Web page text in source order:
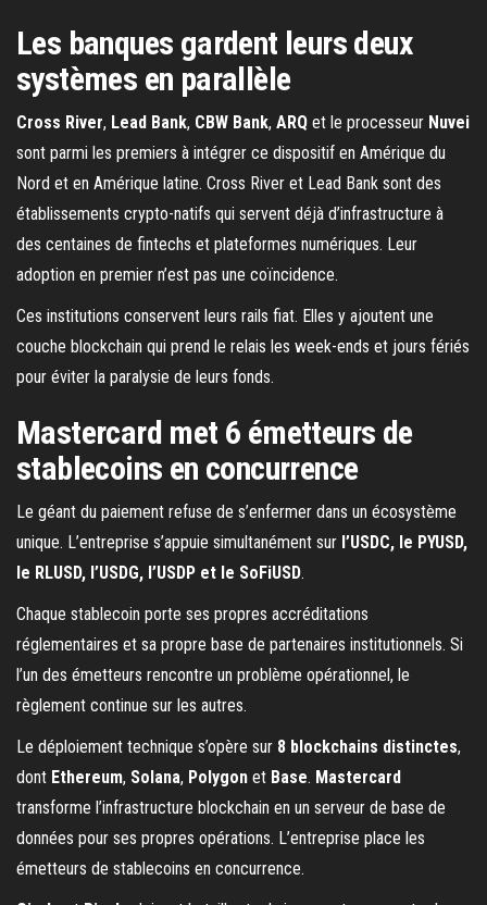
Les banques gardent leurs deux
systèmes en parallèle
Cross River, Lead Bank, CBW Bank, ARQ et le processeur Nuvei
sont parmi les premiers à intégrer ce dispositif en Amérique du
Nord et en Amérique latine. Cross River et Lead Bank sont des
établissements crypto-natifs qui servent déjà d’infrastructure à
des centaines de fintechs et plateformes numériques. Leur
adoption en premier n’est pas une coïncidence.
Ces institutions conservent leurs rails fiat. Elles y ajoutent une
couche blockchain qui prend le relais les week-ends et jours fériés
pour éviter la paralysie de leurs fonds.
Mastercard met 6 émetteurs de
stablecoins en concurrence
Le géant du paiement refuse de s’enfermer dans un écosystème
unique. L’entreprise s’appuie simultanément sur l’USDC, le PYUSD,
le RLUSD, l’USDG, l’USDP et le SoFiUSD.
Chaque stablecoin porte ses propres accréditations
réglementaires et sa propre base de partenaires institutionnels. Si
l’un des émetteurs rencontre un problème opérationnel, le
règlement continue sur les autres.
Le déploiement technique s’opère sur 8 blockchains distinctes,
dont Ethereum, Solana, Polygon et Base. Mastercard
transforme l’infrastructure blockchain en un serveur de base de
données pour ses propres opérations. L’entreprise place les
émetteurs de stablecoins en concurrence.